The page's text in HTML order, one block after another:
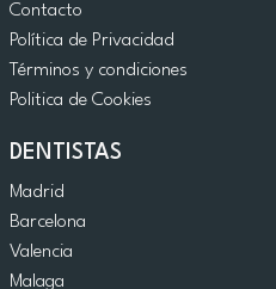
Contacto
Política de Privacidad
Términos y condiciones
Politica de Cookies
DENTISTAS
Madrid
Barcelona
Valencia
Malaga